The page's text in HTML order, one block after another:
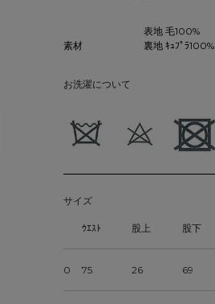
素材
表地 毛100%
裏地 ｷｭﾌﾟﾗ100%
お洗濯について
サイズ
ｳｴｽﾄ 股上 股下
0 75 26 69